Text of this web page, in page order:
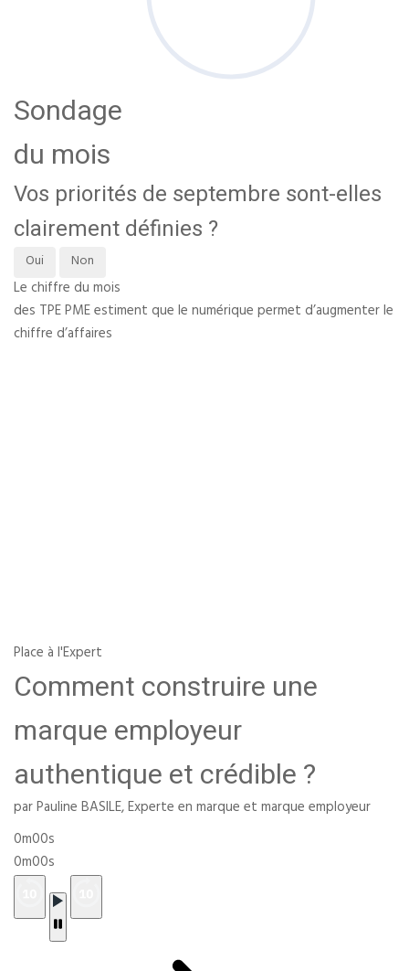
Sondage
du mois
Vos priorités de septembre sont-elles
clairement définies ?
Oui Non
Le chiffre du mois
des TPE PME estiment que le numérique permet d’augmenter le
chiffre d’affaires
Place à l'Expert
Comment construire une
marque employeur
authentique et crédible ?
par Pauline BASILE, Experte en marque et marque employeur
0m00s
0m00s